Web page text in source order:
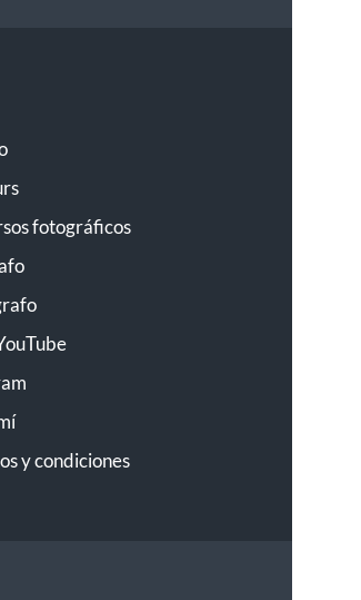
fotográficos
y condiciones